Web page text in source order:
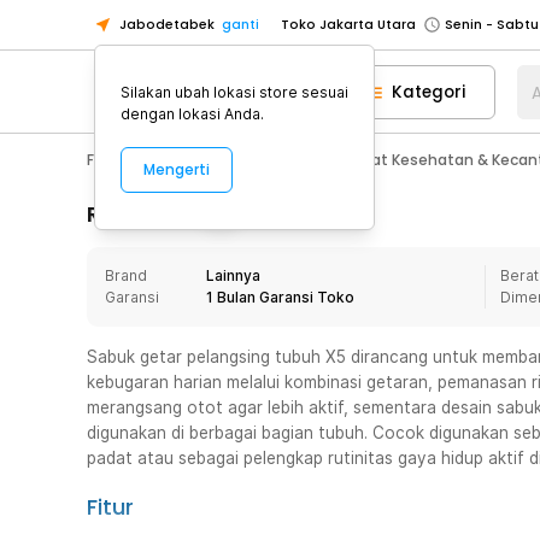
Jabodetabek ganti Toko Jakarta Utara
Toko Tangerang
Toko Cikupa
Pick n Go Jakarta Barat
Senin -
Pick n Go Bekasi
Senin - Jumat
Senin - Jumat
Senin -
Senin -
Toko Tangerang
Toko Cikupa
Pick n Go Jakarta Barat
Senin -
Pick n Go Bekasi
Senin - Jumat
Kategori
Fashion, Make Up & Beauty Care Alat Kesehatan &
Rincian Produk
Brand
Lainnya
Garansi
1 Bulan Garansi Toko
Sabuk getar pelangsing tubuh X5 dirancang untuk
kebugaran harian melalui kombinasi getaran, pemanasan
merangsang otot agar lebih aktif, sementara desain
digunakan di berbagai bagian tubuh. Cocok digunakan
padat atau sebagai pelengkap rutinitas gaya hidup aktif
Fitur
Silakan ubah lokasi store sesuai
dengan lokasi Anda.
Mengerti